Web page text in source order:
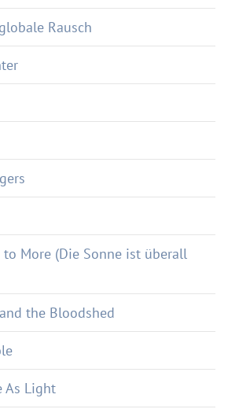
Rausch
to More (Die Sonne ist überall
the Bloodshed
As Light